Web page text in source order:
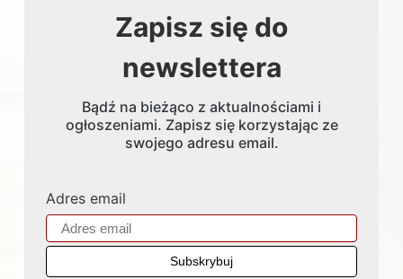
Zapisz się do
newslettera
Bądź na bieżąco z aktualnościami i
ogłoszeniami. Zapisz się korzystając ze
swojego adresu email.
Adres email